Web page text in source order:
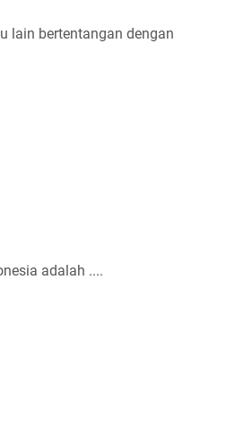
lain bertentangan dengan
adalah ....